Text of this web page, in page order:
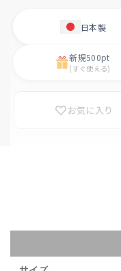
日本製
新規500pt
(すぐ使える)
お気に入り